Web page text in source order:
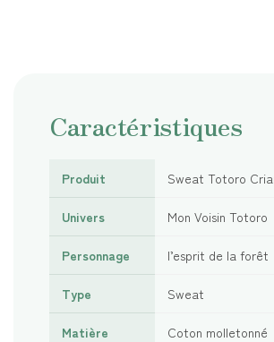
Caractéristiques
Produit Sweat Totoro
Univers Mon Voisin Totoro
Personnage l’esprit de la forêt
Type Sweat
Matière Coton molletonné